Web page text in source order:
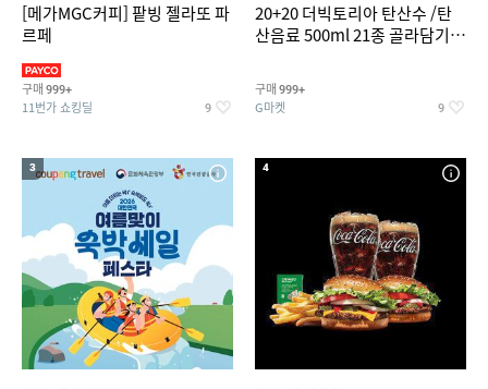
[메가MGC커피] 팥빙 젤라또 파
르페
구매 999+
11번가 쇼킹딜 9
20+20 더빅토리아 탄산수 /탄
산음료 500ml 21종 골라담기
구매 999+
G마켓 9
3 4